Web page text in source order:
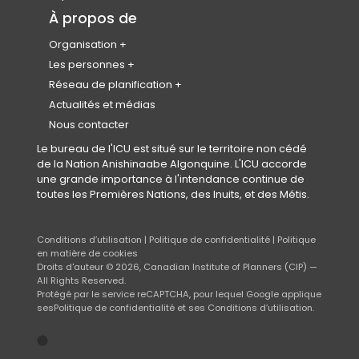
Code de conduite de l’événement
Collectivités saines
Equity, Diversity & Inclusion
Réconciliation
Partenariats et représentants
À propos de
Organisation
À propos de nous
Plan stratégique et impact
Conseil d’administration
Gouvernance
Les personnes
Notre équipe
Rejoindre notre équipe
Réseau de planification
Instituts et Associations Provinciaux et
(CNP)(
o
p
e
n
a
n
e
Secrétariats
Le fonds en fidéicommis pour étudiants
Actualités et médias
Nous contacter
Le bureau de l'ICU est situé sur le territoire non cédé
de la Nation Anishinaabe Algonquine. L'ICU accorde
une grande importance à l'intendance continue de
toutes les Premières Nations, des Inuits, et des Métis.
Conditions d’utilisation | Politique de confidentialité| Politique
en matière de cookies
Droits d'auteur © 2026, Canadian Institute of Planners (CIP) —
All Rights Reserved.
Protégé par le service reCAPTCHA, pour lequel Google applique
sesPolitique de confidentialité(s’ouvre
(opens
et ses Conditions d’utilisation(s’ouvre
(opens
.